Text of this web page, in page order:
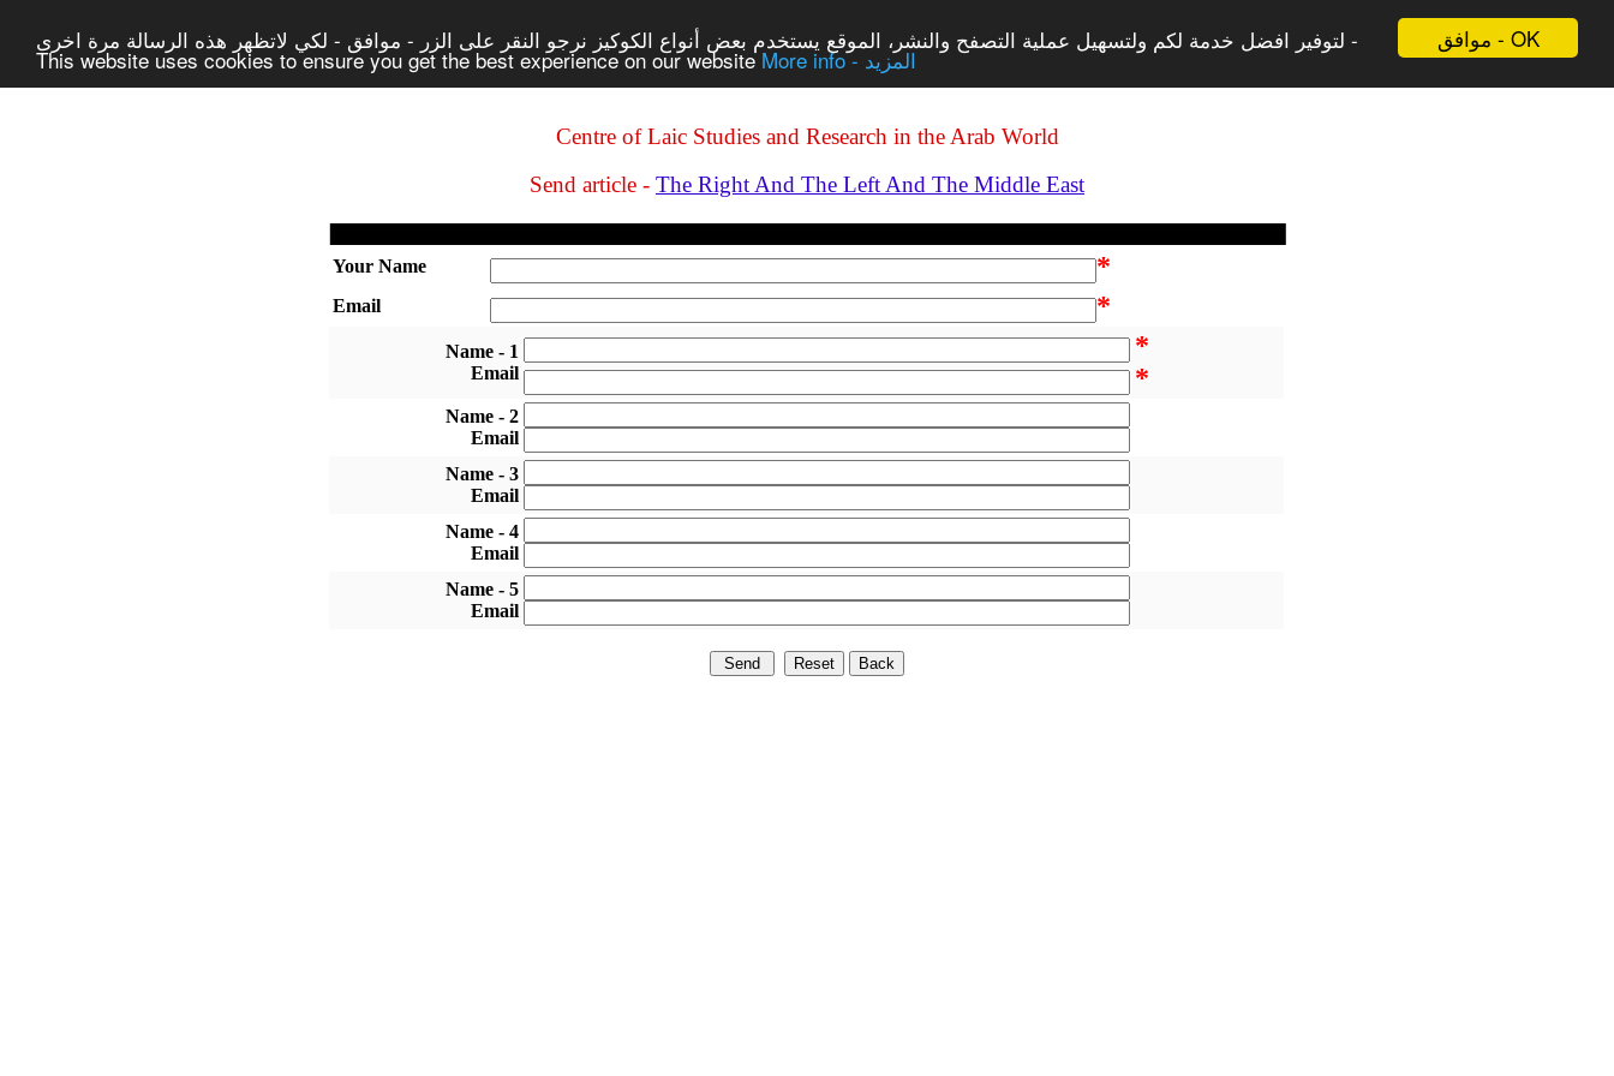
موافق - OK لتوفير افضل خدمة لكم ولتسهيل عملية التصفح والنشر، الموقع يستخدم بعض أنواع الكوكيز نرجو النقر على الزر - موافق - لكي لاتظهر هذه الرسالة مرة اخرى -
This website uses cookies to ensure you get the best experience on our website More info - المزيد
Centre of Laic Studies and Research in the Arab World
Send article - The Right And The Left And The Middle East
Your Name *
Email *
1 - Name
Email
*
*
2 - Name
Email
3 - Name
Email
4 - Name
Email
5 - Name
Email